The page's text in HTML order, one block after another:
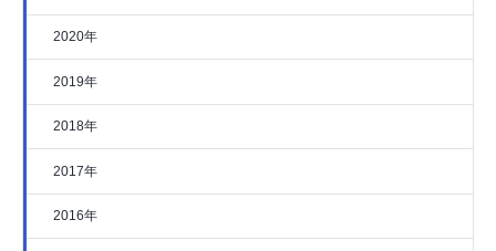
2020年
2019年
2018年
2017年
2016年